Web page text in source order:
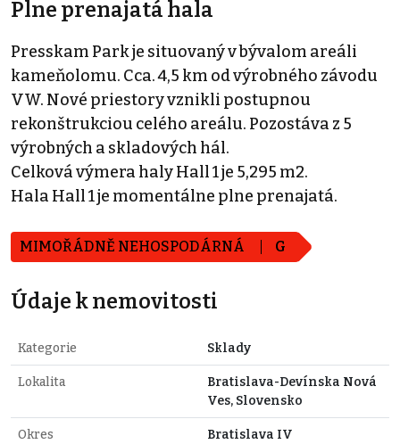
Plne prenajatá hala
Presskam Park je situovaný v bývalom areáli
kameňolomu. Cca. 4,5 km od výrobného závodu
VW. Nové priestory vznikli postupnou
rekonštrukciou celého areálu. Pozostáva z 5
výrobných a skladových hál.
Celková výmera haly Hall 1 je 5,295 m2.
Hala Hall 1 je momentálne plne prenajatá.
MIMOŘÁDNĚ NEHOSPODÁRNÁ G
Údaje k nemovitosti
Kategorie Sklady
Lokalita
Bratislava-Devínska Nová
Ves, Slovensko
Okres Bratislava IV